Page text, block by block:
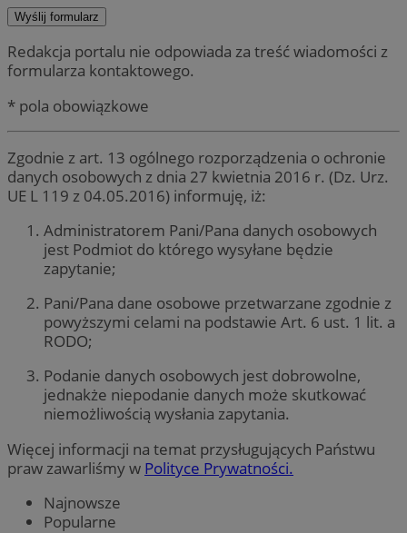
Redakcja portalu nie odpowiada za treść wiadomości z
formularza kontaktowego.
* pola obowiązkowe
Zgodnie z art. 13 ogólnego rozporządzenia o ochronie
danych osobowych z dnia 27 kwietnia 2016 r. (Dz. Urz.
UE L 119 z 04.05.2016) informuję, iż:
Administratorem Pani/Pana danych osobowych
jest Podmiot do którego wysyłane będzie
zapytanie;
Pani/Pana dane osobowe przetwarzane zgodnie z
powyższymi celami na podstawie Art. 6 ust. 1 lit. a
RODO;
Podanie danych osobowych jest dobrowolne,
jednakże niepodanie danych może skutkować
niemożliwością wysłania zapytania.
Więcej informacji na temat przysługujących Państwu
praw zawarliśmy w Polityce Prywatności.
Najnowsze
Popularne